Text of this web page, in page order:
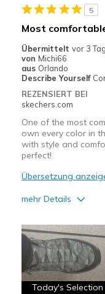
Travel
Width
Sizing
View On Shoes
5
Most
Übermittelt vor 3
von Michi66
aus Orlando
Describe Yourself
REZENSIERT BEI
skechers.com
One of the most
own every color in
with style and
perfect!
Übersetzung
mehr Details
Attractive Design
Breathe Well
Comfortable
Today's Selection